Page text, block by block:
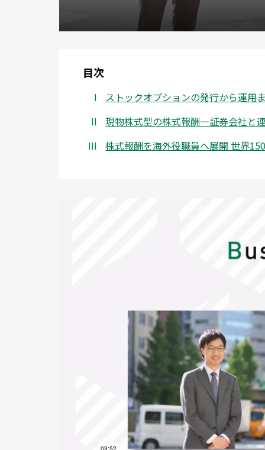
目次
ストックオプションの発行から運用
現物株式型の株式報酬―証券会社と
株式報酬を海外役職員へ展開 世界